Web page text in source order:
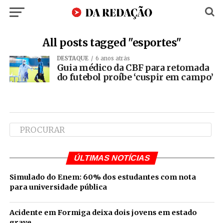
All posts tagged "esportes"
DESTAQUE 6 anos atrás
Guia médico da CBF para retomada
do futebol proíbe ‘cuspir em campo’
ÚLTIMAS NOTÍCIAS
Simulado do Enem: 60% dos estudantes com nota
para universidade pública
Acidente em Formiga deixa dois jovens em estado